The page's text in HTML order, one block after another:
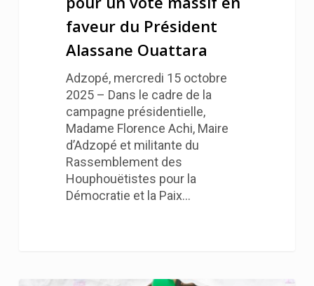
faveur du Président
Alassane Ouattara
Adzopé, mercredi 15 octobre
2025 – Dans le cadre de la
campagne présidentielle,
Madame Florence Achi, Maire
d’Adzopé et militante du
Rassemblement des
Houphouëtistes pour la
Démocratie et la Paix…